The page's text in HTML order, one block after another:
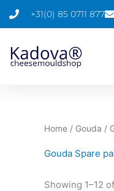
Skip
+31(0) 85 0711 877
Home / Gouda /
Gouda Spare
Showing 1–12